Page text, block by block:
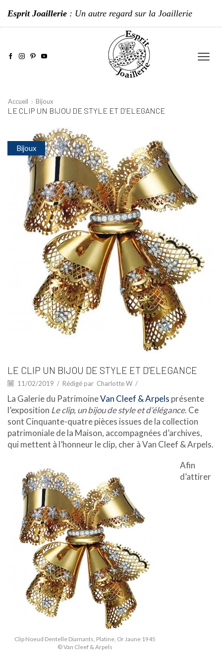
Esprit Joaillerie : Un autre regard sur la Joaillerie
Accueil Bijoux
LE CLIP UN BIJOU DE STYLE ET D’ELEGANCE
Bijoux
LE CLIP UN BIJOU DE STYLE ET D’ELEGANCE
11/02/2019 / Rédigé par Charlotte W /
La Galerie du PatrimoineVan Cleef & Arpels présente
l’exposition Le clip, un bijou de style et d’élégance. Ce
sont Cinquante-quatre pièces issues de la collection
patrimoniale de la Maison, accompagnées d’archives,
qui mettent à l’honneur le clip, cher à Van Cleef & Arpels.
Clip Noeud Dentelle Diamants, Platine, Or Jaune 1945
© Van Cleef & Arpels
Afin
d’attirer